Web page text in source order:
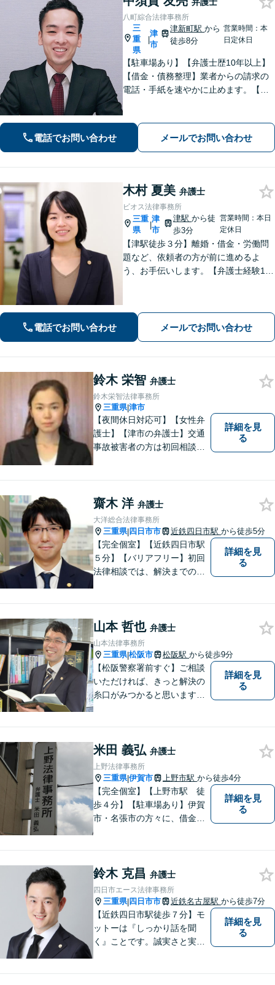
八町綜合法律事務所
三
重
県
|
津
市
津新町駅から
徒歩8分
営業時間：本
日定休日
【駐車場あり】【弁護士歴10年以上】
【借金・債務整理】業者からの請求の
電話・手紙を速やかに止めます。【交
ます。【分割払い利用可】【当日・夜
間の面談可】【完全個室で対応】
電話でお問い合わせ メールでお問い合わせ
木村 夏美 弁護士
ビオス法律事務所
三重
県
|
津
市
津駅から徒
歩3分
営業時間：本日
定休日
【津駅徒歩３分】離婚・借金・労働問
題など、依頼者の方が前に進めるよ
う、お手伝いします。【弁護士経験10
にご相談ください。
電話でお問い合わせ メールでお問い合わせ
鈴木 栄智 弁護士
鈴木栄智法律事務所
三重県|津市
【夜間休日対応可】【女性弁
護士】【津市の弁護士】交通
事故被害者の方は初回相談無
詳細を見
る
齋木 洋 弁護士
大洋総合法律事務所
三重県| 四日市市 近鉄四日市駅 から徒歩5分
【完全個室】【近鉄四日市駅
５分】【バリアフリー】初回
法律相談では、解決までの流
企業法務・顧問弁護士
詳細を見
る
山本 哲也 弁護士
山本法律事務所
三重県|松阪市 松阪駅 から徒歩9分
【松阪警察署前すぐ】ご相談
いただければ、きっと解決の
糸口がみつかると思います。
詳細を見
る
米田 義弘 弁護士
上野法律事務所
三重県|伊賀市 上野市駅 から徒歩4分
【完全個室】【上野市駅 徒
歩４分】【駐車場あり】伊賀
市・名張市の方々に、借金、
せていただきますので、一人
で悩まずに、なんでもご相談
ください
詳細を見
る
鈴木 克昌 弁護士
四日市エース法律事務所
三重県| 四日市市 近鉄名古屋駅 から徒歩7分
【近鉄四日市駅徒歩７分】モ
ットーは『しっかり話を聞
く』ことです。誠実さと実直
詳細を見
る